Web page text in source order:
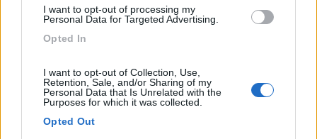
I want to opt-out of processing my
Personal Data for Targeted Advertising.
Opted In
I want to opt-out of Collection, Use,
Retention, Sale, and/or Sharing of my
Personal Data that Is Unrelated with the
Purposes for which it was collected.
Opted Out
Area di sosta (PS)
P + R Salzburg South
6 1
Servizi / Posizione